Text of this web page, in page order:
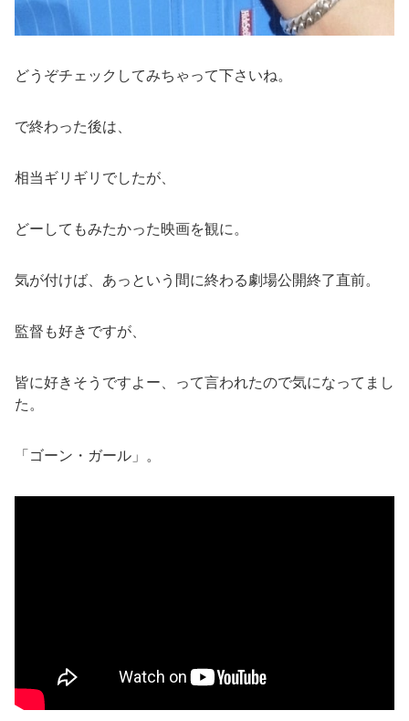
どうぞチェックしてみちゃって下さいね。
で終わった後は、
相当ギリギリでしたが、
どーしてもみたかった映画を観に。
気が付けば、あっという間に終わる劇場公開終了直前。
監督も好きですが、
皆に好きそうですよー、って言われたので気になってまし
た。
「ゴーン・ガール」。